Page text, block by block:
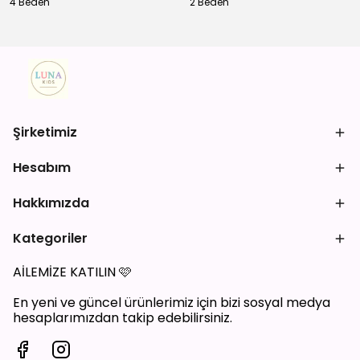
Şirketimiz
Hesabım
Hakkımızda
Kategoriler
AİLEMİZE KATILIN🩷
En yeni ve güncel ürünlerimiz için bizi sosyal medya
hesaplarımızdan takip edebilirsiniz.